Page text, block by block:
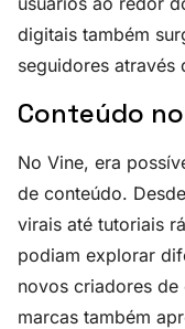
digitais também
seguidores através
Conteúdo
No Vine, era
de conteúdo.
virais até tutoriais
podiam explorar
novos criadores
marcas também